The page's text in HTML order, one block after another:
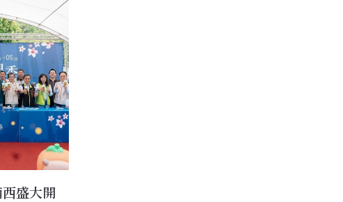
盛大開